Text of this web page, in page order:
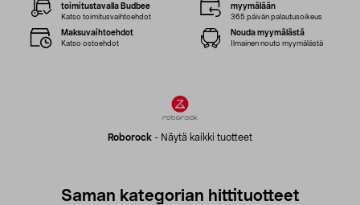
Roborock - Näytä kaikki tuotteet
toimitustavalla Budbee
Katso toimitusvaihtoehdot
myymälään
365 päivän palautusoikeus
Maksuvaihtoehdot
Katso ostoehdot
Nouda myymälästä
Ilmainen nouto myymälästä
Saman kategorian hittituotteet